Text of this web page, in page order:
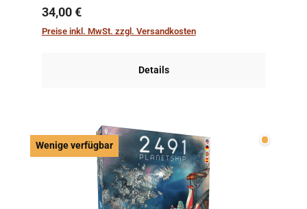
einfachen Regeln. Um es zu spielen, muss es
immer mit einem Themenset ergänzt werden.
Regulärer Preis:
34,00 €
Preise inkl. MwSt. zzgl. Versandkosten
Details
Wenige verfügbar Wenige